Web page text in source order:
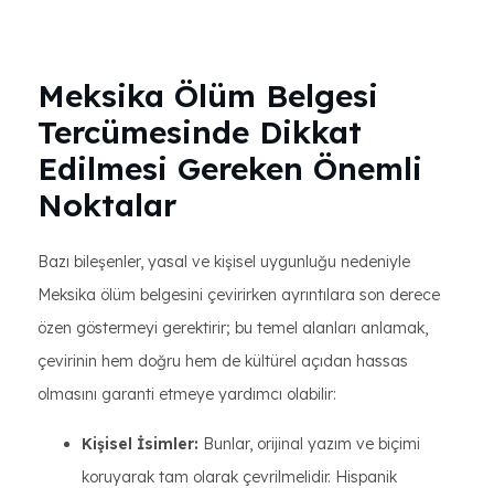
Meksika Ölüm Belgesi
Tercümesinde Dikkat
Edilmesi Gereken Önemli
Noktalar
Bazı bileşenler, yasal ve kişisel uygunluğu nedeniyle
Meksika ölüm belgesini çevirirken ayrıntılara son derece
özen göstermeyi gerektirir; bu temel alanları anlamak,
çevirinin hem doğru hem de kültürel açıdan hassas
olmasını garanti etmeye yardımcı olabilir:
Kişisel İsimler: Bunlar, orijinal yazım ve biçimi
koruyarak tam olarak çevrilmelidir. Hispanik